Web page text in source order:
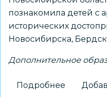
познакомила детей с
исторических
Новосибирска,
Дополнительное
Подробнее